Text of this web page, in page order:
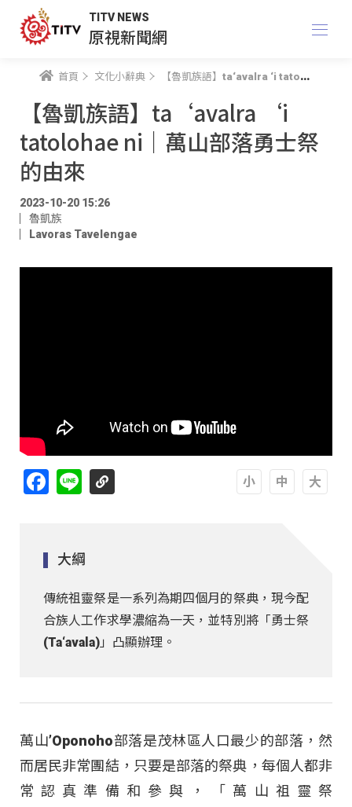
TITV NEWS
原視新聞網
首頁 文化小辭典 【魯凱族語】ta‘avalra ‘i tatolohae ni｜萬山部落勇士祭的由來
【魯凱族語】ta‘avalra ‘i
tatolohae ni｜萬山部落勇士祭
的由來
2023-10-20 15:26
魯凱族
Lavoras Tavelengae
Facebook
Line
大綱
傳統祖靈祭是一系列為期四個月的祭典，現今配
合族人工作求學濃縮為一天，並特別將「勇士祭
(Ta‘avala)」凸顯辦理。
萬山’Oponoho部落是茂林區人口最少的部落，然
而居民非常團結，只要是部落的祭典，每個人都非
常認真準備和參與，「萬山祖靈祭